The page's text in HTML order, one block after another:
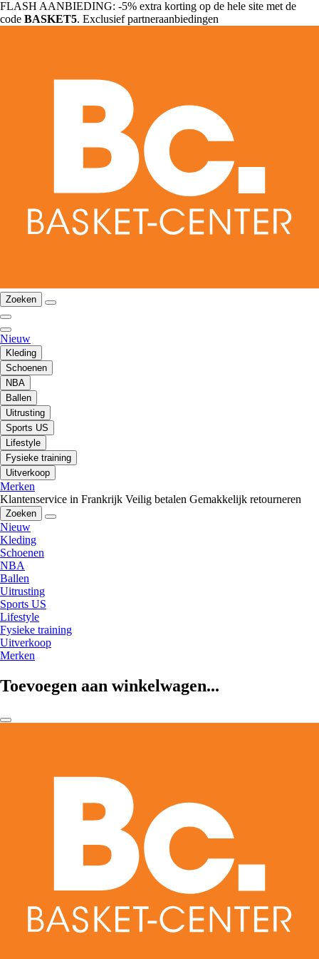
FLASH AANBIEDING: -5% extra korting op de hele site met de
code BASKET5. Exclusief partneraanbiedingen
Zoeken
Nieuw
Kleding
Schoenen
NBA
Ballen
Uitrusting
Sports US
Lifestyle
Fysieke training
Uitverkoop
Merken
Klantenservice in Frankrijk Veilig betalen Gemakkelijk retourneren
Zoeken
Nieuw
Kleding
Schoenen
NBA
Ballen
Uitrusting
Sports US
Lifestyle
Fysieke training
Uitverkoop
Merken
Toevoegen aan winkelwagen...